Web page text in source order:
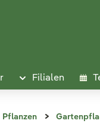
Filialen
Pflanzen